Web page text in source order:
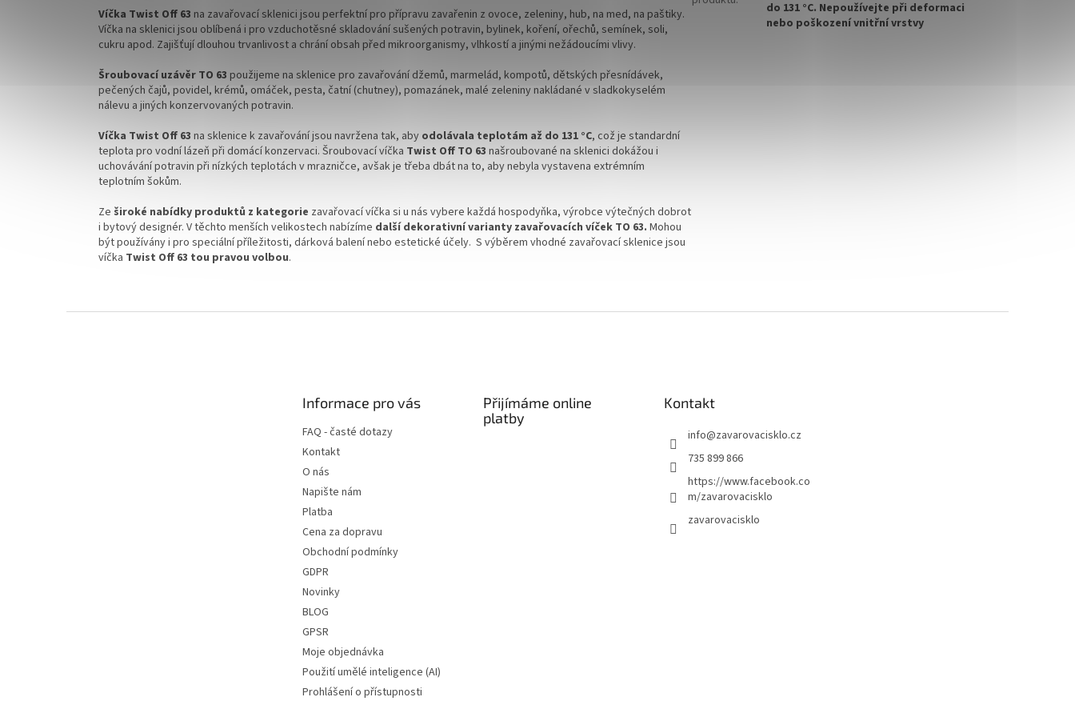
Víčka Twist Off 63 na zavařovací sklenici jsou perfektní pro přípravu zavařenin z ovoce, zeleniny, hub, na med, na paštiky.
Víčka na sklenici jsou oblíbená i pro vzduchotěsné skladování sušených potravin, bylinek, koření, ořechů, semínek, soli,
cukru apod. Zajišťují dlouhou trvanlivost a chrání obsah před mikroorganismy, vlhkostí a jinými nežádoucími vlivy.
Šroubovací uzávěr TO 63 použijeme na sklenice pro zavařování džemů, marmelád, kompotů, dětských přesnídávek,
pečených čajů, povidel, krémů, omáček, pesta, čatní (chutney), pomazánek, malé zeleniny nakládané v sladkokyselém
nálevu a jiných konzervovaných potravin.
Víčka Twist Off 63 na sklenice k zavařování jsou navržena tak, aby odolávala teplotám až do 131 °C, což je standardní
teplota pro vodní lázeň při domácí konzervaci. Šroubovací víčka Twist Off TO 63 našroubované na sklenici dokážou i
uchovávání potravin při nízkých teplotách vmrazničce, avšak je třeba dbát na to, aby nebyla vystavena extrémním
teplotním šokům.
Ze široké nabídky produktů z kategorie zavařovací víčka si u nás vybere každá hospodyňka, výrobce výtečných dobrot
i bytový designér. V těchto menších velikostech nabízíme další dekorativní varianty zavařovacích víček TO 63. Mohou
být používány i pro speciální příležitosti, dárková balení nebo estetické účely. S výběrem vhodné zavařovací sklenice jsou
víčka Twist Off 63 tou pravou volbou.
do 131 °C. Nepoužívejte při deformaci
nebo poškození vnitřní vrstvy
Informace pro vás
FAQ - časté dotazy
Kontakt
O nás
Napište nám
Platba
Cena za dopravu
Obchodní podmínky
GDPR
Novinky
BLOG
GPSR
Moje objednávka
Použití umělé inteligence (AI)
Prohlášení o přístupnosti
Přijímáme online
platby
Kontakt
info@zavarovacisklo.cz
735 899 866
https://www.facebook.co
m/zavarovacisklo
zavarovacisklo